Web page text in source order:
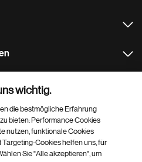
wichtig.
die bestmögliche Erfahrung
bieten: Performance Cookies
nutzen, funktionale Cookies
Cookies helfen uns, für
Sie "Alle akzeptieren", um